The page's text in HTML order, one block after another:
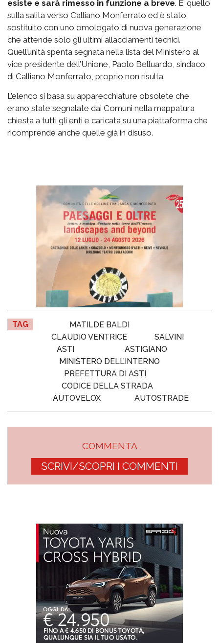
esiste e sarà rimesso in funzione a breve. E’ quello
sulla salita verso Calliano Monferrato ed è stato
sostituito con uno omologato di nuova generazione
che attende solo gli ultimi allacciamenti tecnici.
Quell’unità spenta segnata nella lista del Ministero al
vice presidente dell’Unione, Paolo Belluardo, sindaco
di Calliano Monferrato, proprio non risulta.
L’elenco si basa su apparecchiature obsolete che
erano state segnalate dai Comuni nella mappatura
chiesta a tutti gli enti e caricata su una piattaforma che
ricomprende anche quelle già in disuso.
TAG
MATILDE BALDI
CLAUDIO VENTRICE
SALVINI
ASTI
ASTIGIANO
MINISTERO DELL’INTERNO
PREFETTURA DI ASTI
CODICE DELLA STRADA
AUTOVELOX
AUTOSTRADE
COMMENTA
SCRIVI/SCOPRI I COMMENTI